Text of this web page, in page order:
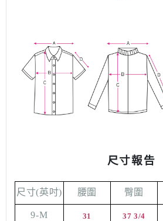
尺寸報告
尺寸(英吋) 腰圍 臀圍
9-M 31 37 3/4